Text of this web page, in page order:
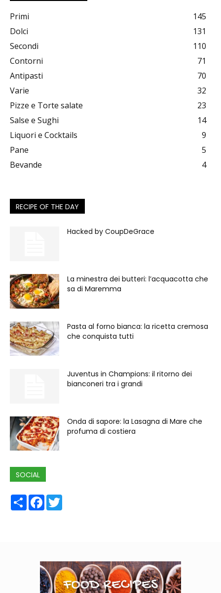
Primi
145
Dolci
131
Secondi
110
Contorni
71
Antipasti
70
Varie
32
Pizze e Torte salate
23
Salse e Sughi
14
Liquori e Cocktails
9
Pane
5
Bevande
4
RECIPE OF THE DAY
Hacked by CoupDeGrace
La minestra dei butteri: l’acquacotta che
sa di Maremma
Pasta al forno bianca: la ricetta cremosa
che conquista tutti
Juventus in Champions: il ritorno dei
bianconeri tra i grandi
Onda di sapore: la Lasagna di Mare che
profuma di costiera
SOCIAL
ShareFacebook